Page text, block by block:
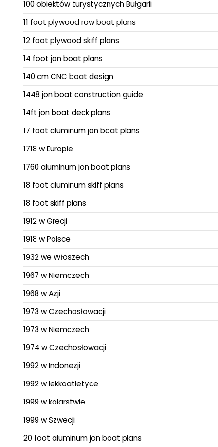
100 obiektów turystycznych Bułgarii
11 foot plywood row boat plans
12 foot plywood skiff plans
14 foot jon boat plans
140 cm CNC boat design
1448 jon boat construction guide
14ft jon boat deck plans
17 foot aluminum jon boat plans
1718 w Europie
1760 aluminum jon boat plans
18 foot aluminum skiff plans
18 foot skiff plans
1912 w Grecji
1918 w Polsce
1932 we Włoszech
1967 w Niemczech
1968 w Azji
1973 w Czechosłowacji
1973 w Niemczech
1974 w Czechosłowacji
1992 w Indonezji
1992 w lekkoatletyce
1999 w kolarstwie
1999 w Szwecji
20 foot aluminum jon boat plans